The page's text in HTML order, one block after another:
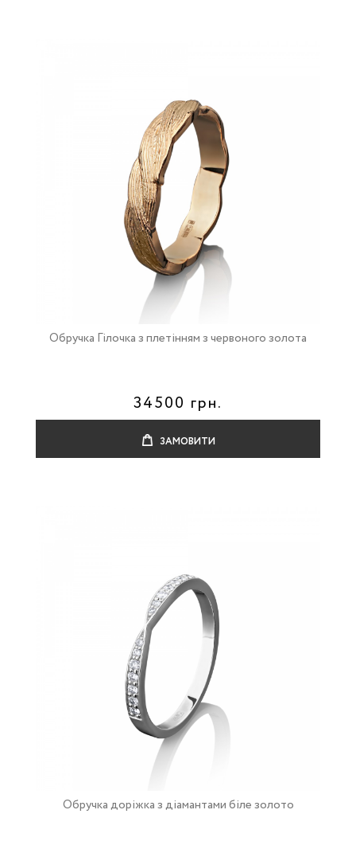
Обручка Гілочка з плетінням з червоного золота
34500 грн.
ЗАМОВИТИ
Обручка доріжка з діамантами біле золото